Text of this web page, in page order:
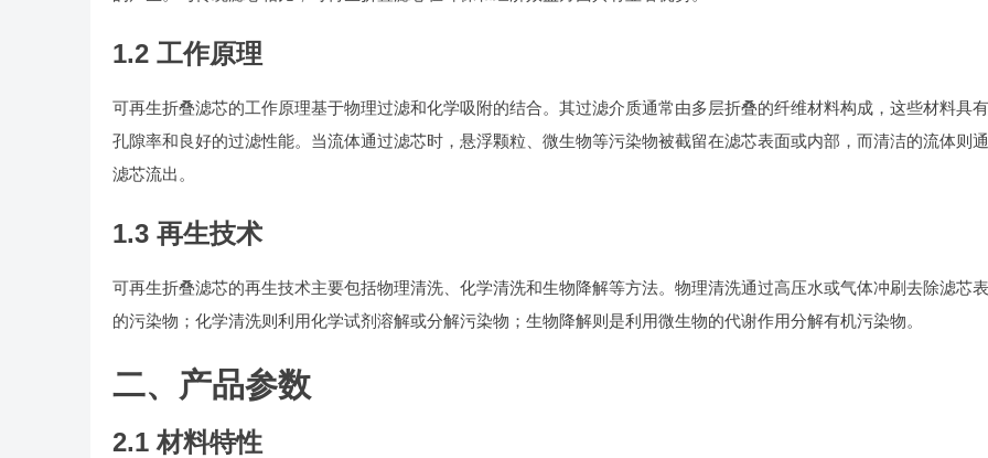
1.2 工作原理
可再生折叠滤芯的工作原理基于物理过滤和化学吸附的结合。其过滤介质通常由多层折叠的纤维材料构成，这些材料具
孔隙率和良好的过滤性能。当流体通过滤芯时，悬浮颗粒、微生物等污染物被截留在滤芯表面或内部，而清洁的流体则
滤芯流出。
1.3 再生技术
可再生折叠滤芯的再生技术主要包括物理清洗、化学清洗和生物降解等方法。物理清洗通过高压水或气体冲刷去除滤芯
的污染物；化学清洗则利用化学试剂溶解或分解污染物；生物降解则是利用微生物的代谢作用分解有机污染物。
二、产品参数
2.1 材料特性